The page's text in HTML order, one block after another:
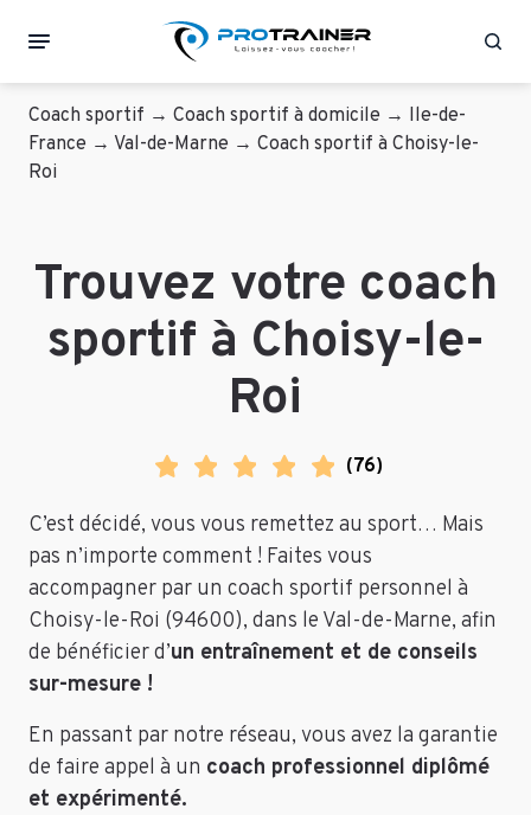
Coach sportif → Coach sportif à domicile → Ile-de-
France → Val-de-Marne → Coach sportif à Choisy-le-
Roi
Trouvez votre coach
sportif à Choisy-le-
Roi
(76)
C’est décidé, vous vous remettez au sport… Mais
pas n’importe comment ! Faites vous
accompagner par un coach sportif personnel à
Choisy-le-Roi (94600), dans le Val-de-Marne, afin
de bénéficier d’un entraînement et de conseils
sur-mesure !
En passant par notre réseau, vous avez la garantie
de faire appel à un coach professionnel diplômé
et expérimenté.